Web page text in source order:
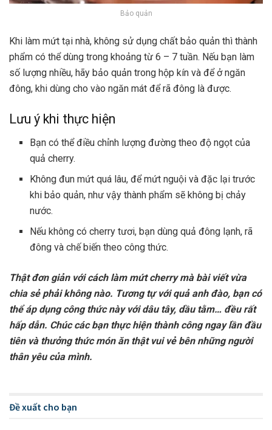
Bảo quản
Khi làm mứt tại nhà, không sử dụng chất bảo quản thì thành
phẩm có thể dùng trong khoảng từ 6 – 7 tuần. Nếu bạn làm
số lượng nhiều, hãy bảo quản trong hộp kín và để ở ngăn
đông, khi dùng cho vào ngăn mát để rã đông là được.
Lưu ý khi thực hiện
Bạn có thể điều chỉnh lượng đường theo độ ngọt của
quả cherry.
Không đun mứt quá lâu, để mứt nguội và đặc lại trước
khi bảo quản, như vậy thành phẩm sẽ không bị chảy
nước.
Nếu không có cherry tươi, bạn dùng quả đông lạnh, rã
đông và chế biến theo công thức.
Thật đơn giản với cách làm mứt cherry mà bài viết vừa
chia sẻ phải không nào. Tương tự với quả anh đào, bạn có
thể áp dụng công thức này với dâu tây, dầu tằm… đều rất
hấp dẫn. Chúc các bạn thực hiện thành công ngay lần đầu
tiên và thưởng thức món ăn thật vui vẻ bên những người
thân yêu của mình.
Đề xuất cho bạn